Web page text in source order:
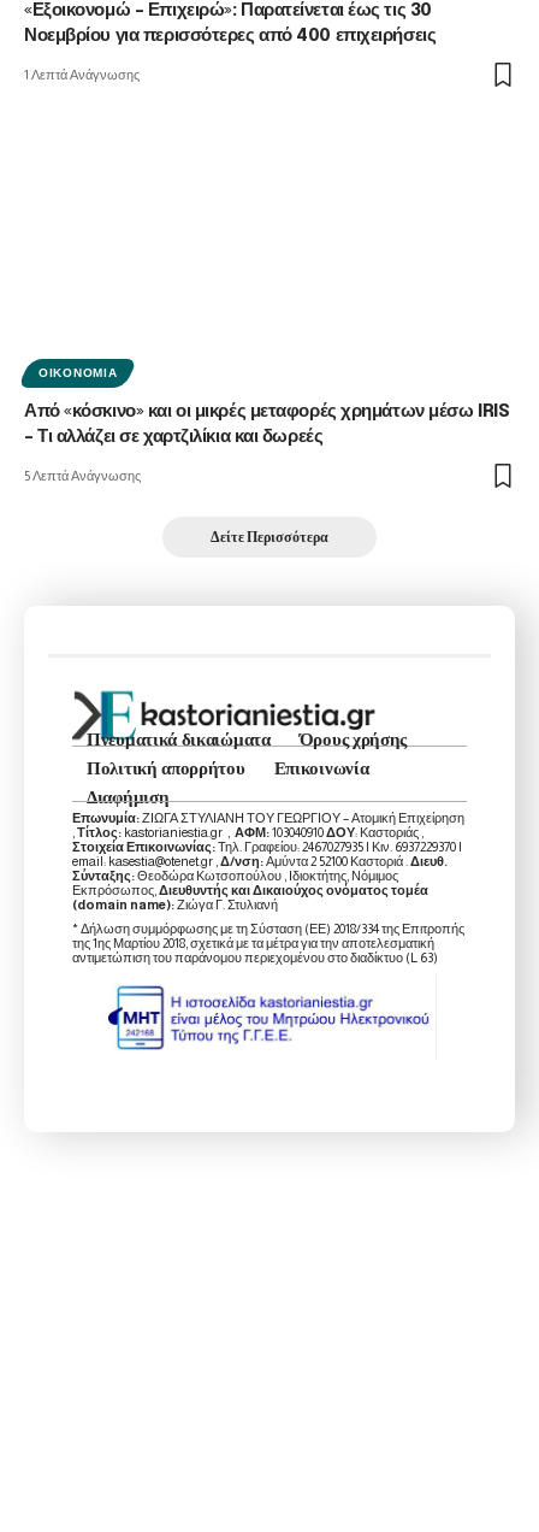
«Εξοικονομώ – Επιχειρώ»: Παρατείνεται έως τις 30
Νοεμβρίου για περισσότερες από 400 επιχειρήσεις
1 Λεπτά Ανάγνωσης
ΟΙΚΟΝΟΜΊΑ
Από «κόσκινο» και οι μικρές μεταφορές χρημάτων μέσω IRIS
– Τι αλλάζει σε χαρτζιλίκια και δωρεές
5 Λεπτά Ανάγνωσης
Δείτε Περισσότερα
Πνευματικά δικαιώματα
Όρους χρήσης
Πολιτική απορρήτου
Επικοινωνία
Διαφήμιση
Επωνυμία:ΖΙΩΓΑ ΣΤΥΛΙΑΝΗ ΤΟΥ ΓΕΩΡΓΙΟΥ – Ατομική Επιχείρηση
Τίτλος: kastorianiestia.gr , ΑΦΜ:103040910ΔΟΥ: Καστοριάς ,
Στοιχεία Επικοινωνίας:Τηλ. Γραφείου: 2467027935 | Κιν. 6937229370 |
email: kasestia@otenet.gr , Δ/νση:Αμύντα 2 52100 Καστοριά . Διευθ.
Σύνταξης:Θεοδώρα Κωτσοπούλου , Ιδιοκτήτης, Νόμιμος
Εκπρόσωπος, Διευθυντής και Δικαιούχος ονόματος τομέα
(domain name):Ζιώγα Γ. Στυλιανή
* Δήλωση συμμόρφωσης με τη Σύσταση (ΕΕ) 2018/334 της Επιτροπής
της 1ης Μαρτίου 2018, σχετικά με τα μέτρα για την αποτελεσματική
αντιμετώπιση του παράνομου περιεχομένου στο διαδίκτυο (L 63)